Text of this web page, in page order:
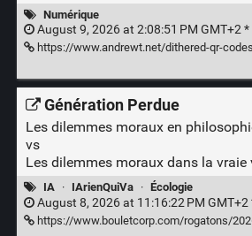
Numérique
August 9, 2026 at 2:08:51 PM GMT+2 *
https://www.andrewt.net/dithered-qr-
Génération Perdue
Les dilemmes moraux en
vs
Les dilemmes moraux dans la vraie
IA · IArienQuiVa · Écologie
August 8, 2026 at 11:16:22 PM GMT+2
https://www.bouletcorp.com/rogatons/